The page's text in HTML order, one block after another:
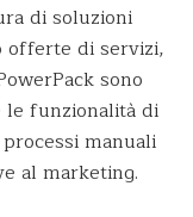
di soluzioni
offerte di servizi,
sono
funzionalità di
manuali
al marketing.